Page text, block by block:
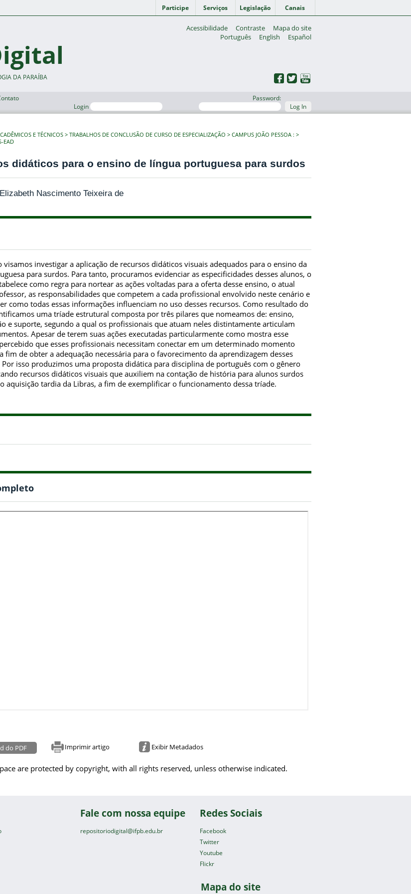
Participe Serviços Legislação Canais
Acessibilidade Contraste
Mapa do site
Português
English Español
DA PARAÍBA
Login
Password:
Log In
E TÉCNICOS TRABALHOS DE CONCLUSÃO DE CURSO DE ESPECIALIZAÇÃO
CAMPUS JOÃO PESSOA :
EAD
didáticos para o ensino de língua portuguesa para surdos
Nascimento Teixeira de
visamos investigar a aplicação de recursos didáticos visuais adequados para o ensino da
para surdos. Para tanto, procuramos evidenciar as especificidades desses alunos, o
como regra para nortear as ações voltadas para a oferta desse ensino, o atual
as responsabilidades que competem a cada profissional envolvido neste cenário e
como todas essas informações influenciam no uso desses recursos. Como resultado do
uma tríade estrutural composta por três pilares que nomeamos de: ensino,
e suporte, segundo a qual os profissionais que atuam neles distintamente articulam
Apesar de terem suas ações executadas particularmente como mostra esse
que esses profissionais necessitam conectar em um determinado momento
fim de obter a adequação necessária para o favorecimento da aprendizagem desses
Por isso produzimos uma proposta didática para disciplina de português com o gênero
recursos didáticos visuais que auxiliem na contação de história para alunos surdos
aquisição tardia da Libras, a fim de exemplificar o funcionamento dessa tríade.
do PDF Imprimir artigo Exibir Metadados
are protected by copyright, with all rights reserved, unless otherwise indicated.
Fale com nossa equipe
repositoriodigital@ifpb.edu.br
Redes Sociais
Facebook
Twitter
Youtube
Flickr
Mapa do site